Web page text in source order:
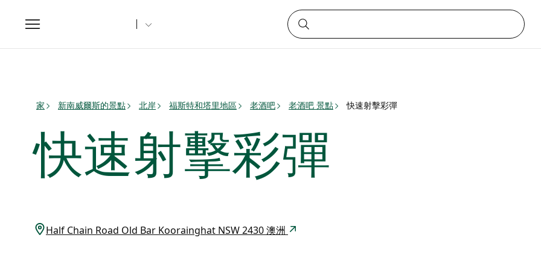
Toggle
navigation
家 新南威爾斯的景點 北岸 福斯特和塔里地區 老酒吧 老酒吧 景點 快速射擊彩彈
快速射擊彩彈
Half Chain Road Old Bar Koorainghat NSW 2430 澳洲